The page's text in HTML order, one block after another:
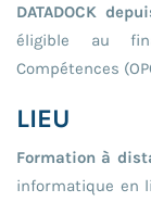
DATADOCK
éligible au
Compétences
LIEU
Formation à
informatique en